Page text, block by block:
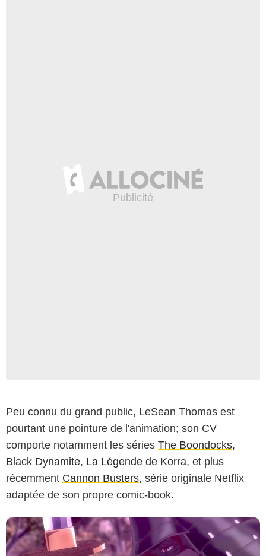
Peu connu du grand public, LeSean Thomas est
pourtant une pointure de l'animation; son CV
comporte notamment les séries The Boondocks,
Black Dynamite, La Légende de Korra, et plus
récemment Cannon Busters, série originale Netflix
adaptée de son propre comic-book.